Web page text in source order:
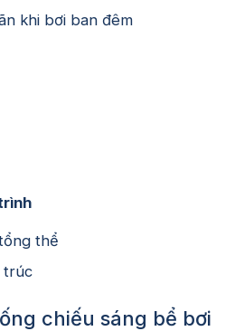
khi bơi ban đêm
thể
trúc
chiếu sáng bể bơi